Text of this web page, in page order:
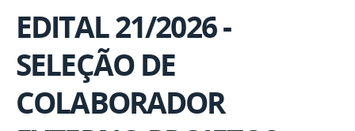
EDITAL 21/2026 -
SELEÇÃO DE
COLABORADOR